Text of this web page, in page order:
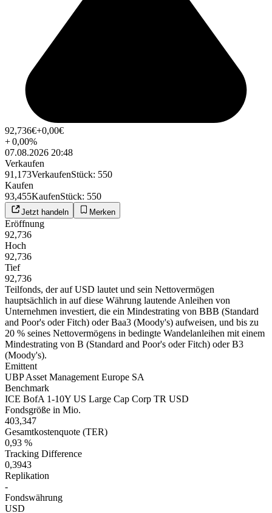
92,736€+0,00€
+0,00%
07.08.2026 20:48
Verkaufen
91,173VerkaufenStück: 550
Kaufen
93,455KaufenStück: 550
Jetzt handeln Merken
Eröffnung
92,736
Hoch
92,736
Tief
92,736
Teilfonds, der auf USD lautet und sein Nettovermögen
hauptsächlich in auf diese Währung lautende Anleihen von
Unternehmen investiert, die ein Mindestrating von BBB (Standard
and Poor's oder Fitch) oder Baa3 (Moody's) aufweisen, und bis zu
20 % seines Nettovermögens in bedingte Wandelanleihen mit einem
Mindestrating von B (Standard and Poor's oder Fitch) oder B3
(Moody's).
Emittent
UBP Asset Management Europe SA
Benchmark
ICE BofA 1-10Y US Large Cap Corp TR USD
Fondsgröße in Mio.
403,347
Gesamtkostenquote (TER)
0,93 %
Tracking Difference
0,3943
Replikation
-
Fondswährung
USD